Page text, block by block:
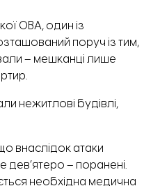
ОВА, один із
поруч із тим,
– мешканці лише
нежитлові будівлі,
внаслідок атаки
– поранені.
необхідна медична